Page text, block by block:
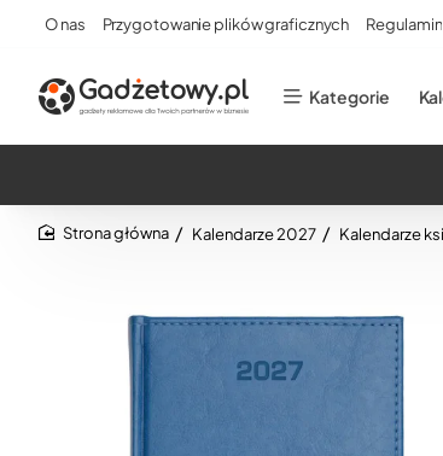
O nas Przygotowanie plików graficznych Regulamin
Kategorie
Kalendarze 2027 Kalendarze